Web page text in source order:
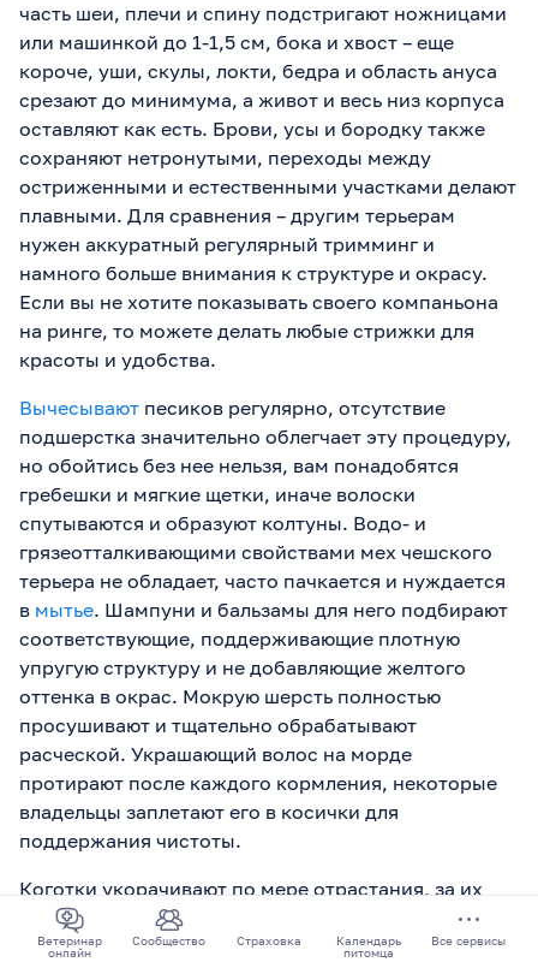
Ветеринар
онлайн
Сообщество Страховка
Календарь
питомца
Все сервисы
часть шеи, плечи и спину подстригают ножницами
или машинкой до 1-1,5 см, бока и хвост – еще
короче, уши, скулы, локти, бедра и область ануса
срезают до минимума, а живот и весь низ корпуса
оставляют как есть. Брови, усы и бородку также
сохраняют нетронутыми, переходы между
остриженными и естественными участками делают
плавными. Для сравнения – другим терьерам
нужен аккуратный регулярный тримминг и
намного больше внимания к структуре и окрасу.
Если вы не хотите показывать своего компаньона
на ринге, то можете делать любые стрижки для
красоты и удобства.
Вычесывают песиков регулярно, отсутствие
подшерстка значительно облегчает эту процедуру,
но обойтись без нее нельзя, вам понадобятся
гребешки и мягкие щетки, иначе волоски
спутываются и образуют колтуны. Водо- и
грязеотталкивающими свойствами мех чешского
терьера не обладает, часто пачкается и нуждается
в мытье. Шампуни и бальзамы для него подбирают
соответствующие, поддерживающие плотную
упругую структуру и не добавляющие желтого
оттенка в окрас. Мокрую шерсть полностью
просушивают и тщательно обрабатывают
расческой. Украшающий волос на морде
протирают после каждого кормления, некоторые
владельцы заплетают его в косички для
поддержания чистоты.
Коготки укорачивают по мере отрастания, за их
длиной нужно следить, так как естественным
путем они стачиваются далеко не всегда.